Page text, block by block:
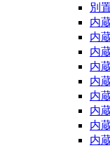
別
内
内
内
内
内
内
内
内
内